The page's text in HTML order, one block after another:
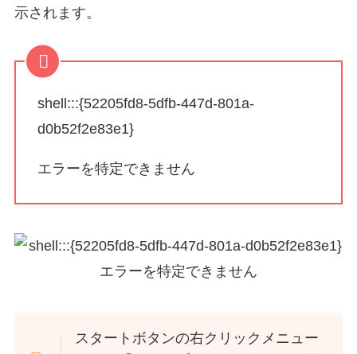
示されます。
shell:::{52205fd8-5dfb-447d-801a-
d0b52f2e83e1}
エラーを特定できません
スタートボタンの右クリックメニュー